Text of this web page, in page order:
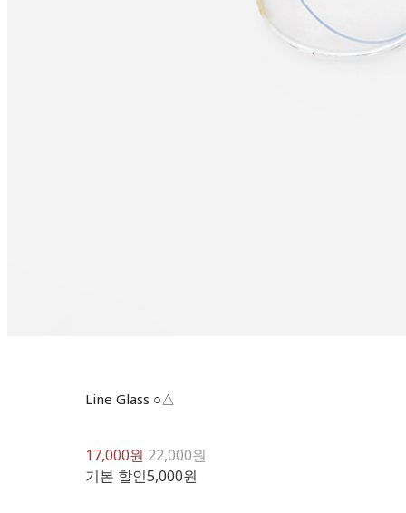
Line Glass ○△
17,000원 22,000원
기본 할인5,000원